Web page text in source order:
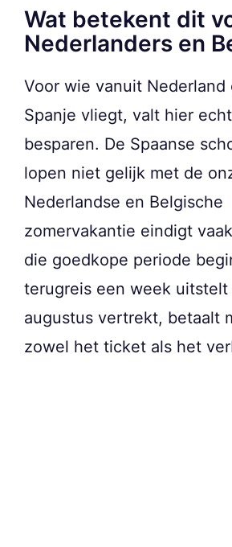
Wat betekent dit
Nederlanders en
Voor wie vanuit Nederland
Spanje vliegt, valt hier
besparen. De Spaanse
lopen niet gelijk met de
Nederlandse en Belgische
zomervakantie eindigt
die goedkope periode
terugreis een week uitstelt
augustus vertrekt, betaalt
zowel het ticket als het